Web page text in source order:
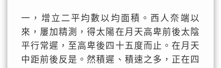
一，增立二平均數以均面積。西人奈端以
來，屢加精測，得太陽在月天高卑前後太陰
平行常遲，至高卑後四十五度而止。在月天
中距前後反是。然積遲、積速之多，正在四